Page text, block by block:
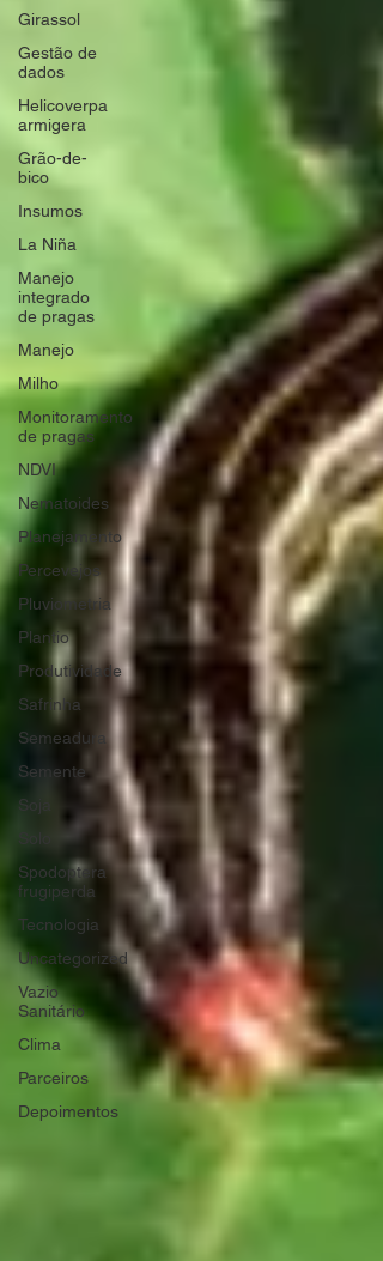
Girassol
Gestão de
dados
Helicoverpa
armigera
Grão-de-
bico
Insumos
La Niña
Manejo
integrado
de pragas
Manejo
Milho
Monitoramento
de pragas
NDVI
Nematoides
Planejamento
Percevejos
Pluviometria
Plantio
Produtividade
Safrinha
Semeadura
Semente
Soja
Spodoptera
frugiperda
Tecnologia
Uncategorized
Vazio
Sanitário
Clima
Parceiros
Depoimentos